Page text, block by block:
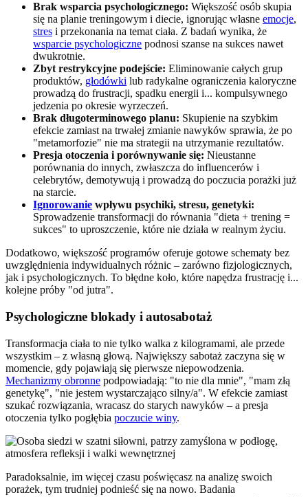
Brak wsparcia psychologicznego: Większość osób skupia
się na planie treningowym i diecie, ignorując własne emocje,
stres i przekonania na temat ciała. Z badań wynika, że
wsparcie psychologiczne podnosi szanse na sukces nawet
dwukrotnie.
Zbyt restrykcyjne podejście: Eliminowanie całych grup
produktów, głodówki lub radykalne ograniczenia kaloryczne
prowadzą do frustracji, spadku energii i... kompulsywnego
jedzenia po okresie wyrzeczeń.
Brak długoterminowego planu: Skupienie na szybkim
efekcie zamiast na trwałej zmianie nawyków sprawia, że po
"metamorfozie" nie ma strategii na utrzymanie rezultatów.
Presja otoczenia i porównywanie się: Nieustanne
porównania do innych, zwłaszcza do influencerów i
celebrytów, demotywują i prowadzą do poczucia porażki już
na starcie.
Ignorowanie wpływu psychiki, stresu, genetyki:
Sprowadzenie transformacji do równania "dieta + trening =
sukces" to uproszczenie, które nie działa w realnym życiu.
Dodatkowo, większość programów oferuje gotowe schematy bez
uwzględnienia indywidualnych różnic – zarówno fizjologicznych,
jak i psychologicznych. To błędne koło, które napędza frustrację i...
kolejne próby "od jutra".
Psychologiczne blokady i autosabotaż
Transformacja ciała to nie tylko walka z kilogramami, ale przede
wszystkim – z własną głową. Największy sabotaż zaczyna się w
momencie, gdy pojawiają się pierwsze niepowodzenia.
Mechanizmy obronne podpowiadają: "to nie dla mnie", "mam złą
genetykę", "nie jestem wystarczająco silny/a". W efekcie zamiast
szukać rozwiązania, wracasz do starych nawyków – a presja
otoczenia tylko pogłębia poczucie winy.
Paradoksalnie, im więcej czasu poświęcasz na analizę swoich
porażek, tym trudniej podnieść się na nowo. Badania